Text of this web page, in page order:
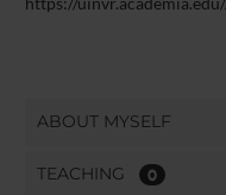
ABOUT MYSELF
TEACHING 0